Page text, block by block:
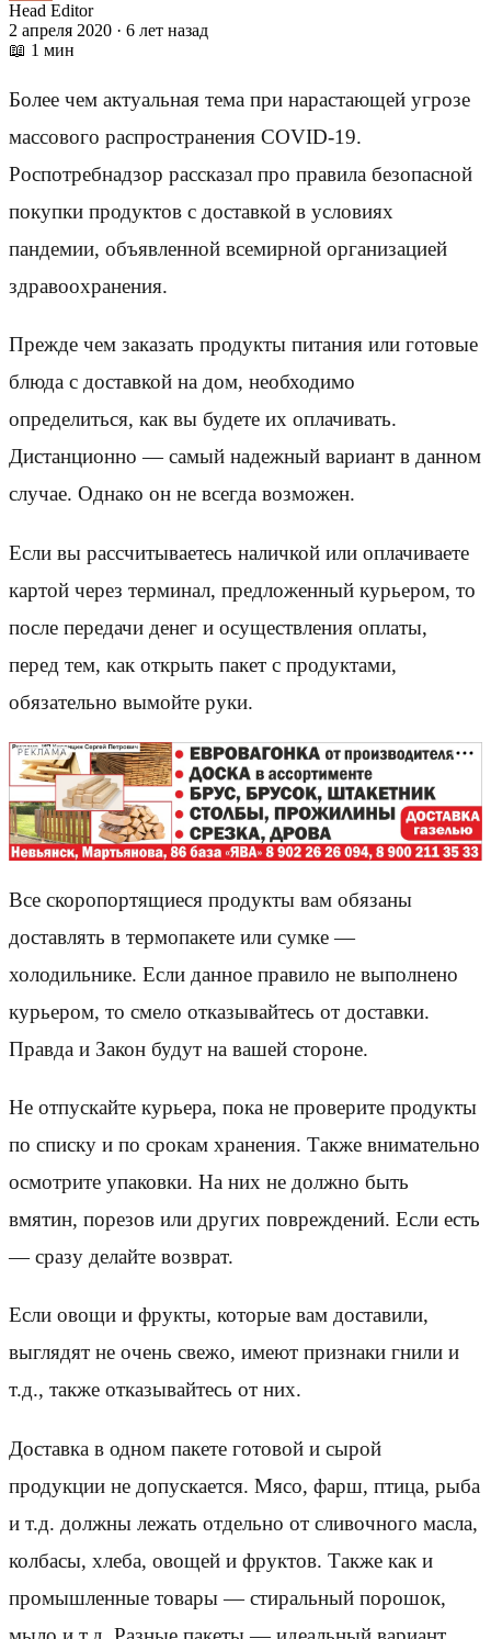
Head Editor
2 апреля 2020 · 6 лет назад
📖 1 мин
Более чем актуальная тема при нарастающей угрозе
массового распространения COVID-19.
Роспотребнадзор рассказал про правила безопасной
покупки продуктов с доставкой в условиях
пандемии, объявленной всемирной организацией
здравоохранения.
Прежде чем заказать продукты питания или готовые
блюда с доставкой на дом, необходимо
определиться, как вы будете их оплачивать.
Дистанционно — самый надежный вариант в данном
случае. Однако он не всегда возможен.
Если вы рассчитываетесь наличкой или оплачиваете
картой через терминал, предложенный курьером, то
после передачи денег и осуществления оплаты,
перед тем, как открыть пакет с продуктами,
обязательно вымойте руки.
РЕКЛАМА
Все скоропортящиеся продукты вам обязаны
доставлять в термопакете или сумке —
холодильнике. Если данное правило не выполнено
курьером, то смело отказывайтесь от доставки.
Правда и Закон будут на вашей стороне.
Не отпускайте курьера, пока не проверите продукты
по списку и по срокам хранения. Также внимательно
осмотрите упаковки. На них не должно быть
вмятин, порезов или других повреждений. Если есть
— сразу делайте возврат.
Если овощи и фрукты, которые вам доставили,
выглядят не очень свежо, имеют признаки гнили и
т.д., также отказывайтесь от них.
Доставка в одном пакете готовой и сырой
продукции не допускается. Мясо, фарш, птица, рыба
и т.д. должны лежать отдельно от сливочного масла,
колбасы, хлеба, овощей и фруктов. Также как и
промышленные товары — стиральный порошок,